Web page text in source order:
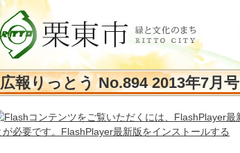
広報りっとう No.894 2013年7月号